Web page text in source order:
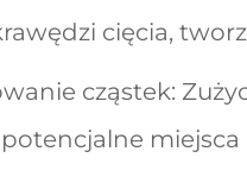
cięcia,
cząstek:
miejsca